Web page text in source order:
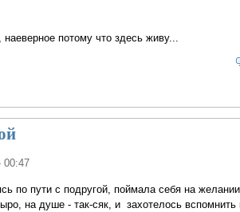
потому что здесь живу...
00:47
по пути с подругой, поймала себя на
на душе - так-сяк, и захотелось